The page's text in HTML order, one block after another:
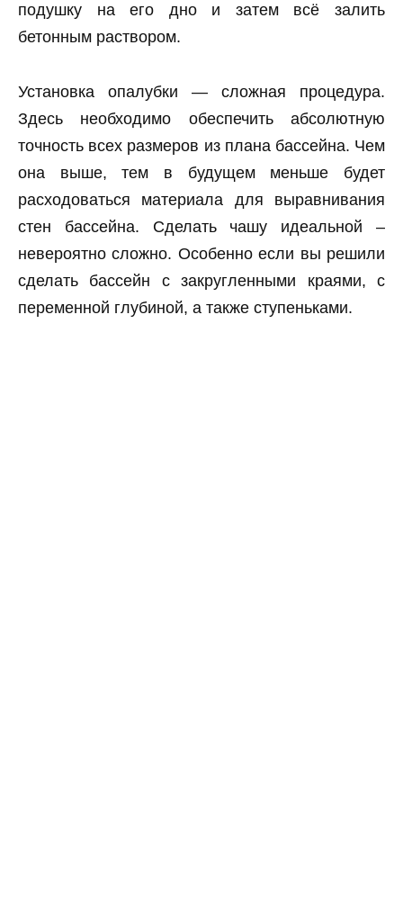
подушку на его дно и затем всё залить
бетонным раствором.
Установка опалубки — сложная процедура.
Здесь необходимо обеспечить абсолютную
точность всех размеров из плана бассейна. Чем
она выше, тем в будущем меньше будет
расходоваться материала для выравнивания
стен бассейна. Сделать чашу идеальной –
невероятно сложно. Особенно если вы решили
сделать бассейн с закругленными краями, с
переменной глубиной, а также ступеньками.